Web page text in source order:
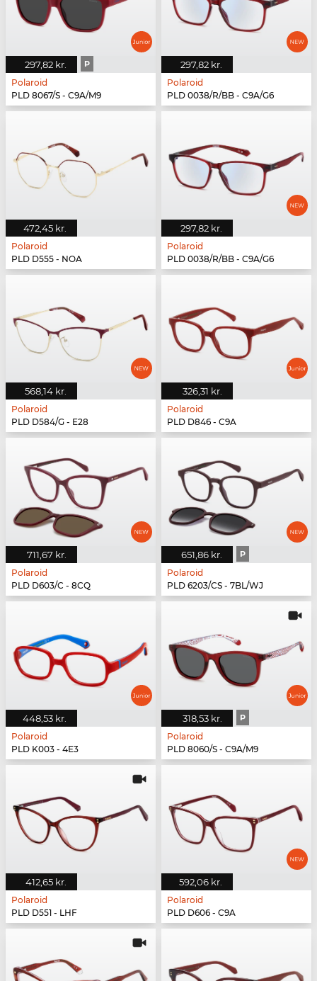
297,82 kr. P
Polaroid
PLD 8067/S - C9A/M9
297,82 kr.
Polaroid
PLD 0038/R/BB - C9A/G6
472,45 kr.
Polaroid
PLD D555 - NOA
297,82 kr.
Polaroid
PLD 0038/R/BB - C9A/G6
568,14 kr.
Polaroid
PLD D584/G - E28
326,31 kr.
Polaroid
PLD D846 - C9A
711,67 kr.
Polaroid
PLD D603/C - 8CQ
651,86 kr. P
Polaroid
PLD 6203/CS - 7BL/WJ
448,53 kr.
Polaroid
PLD K003 - 4E3
318,53 kr. P
Polaroid
PLD 8060/S - C9A/M9
412,65 kr.
Polaroid
PLD D551 - LHF
592,06 kr.
Polaroid
PLD D606 - C9A